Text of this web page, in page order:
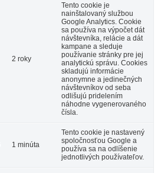
2 roky
Tento cookie je
nainštalovaný službou
Google Analytics. Cookie
sa používa na výpočet dát
návštevníka, relácie a dát
kampane a sleduje
používanie stránky pre jej
analytickú správu. Cookies
skladujú informácie
anonymne a jedinečných
návštevníkov od seba
odlišujú pridelením
náhodne vygenerovaného
čísla.
1 minúta
Tento cookie je nastavený
spoločnosťou Google a
používa sa na odlíšenie
jednotlivých používateľov.